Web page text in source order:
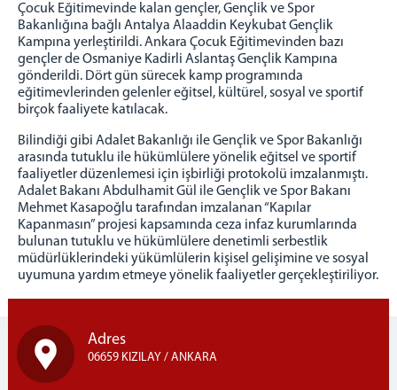
Çocuk Eğitimevinde kalan gençler, Gençlik ve Spor
Bakanlığına bağlı Antalya Alaaddin Keykubat Gençlik
Kampına yerleştirildi. Ankara Çocuk Eğitimevinden bazı
gençler de Osmaniye Kadirli Aslantaş Gençlik Kampına
gönderildi. Dört gün sürecek kamp programında
eğitimevlerinden gelenler eğitsel, kültürel, sosyal ve sportif
birçok faaliyete katılacak.
Bilindiği gibi Adalet Bakanlığı ile Gençlik ve Spor Bakanlığı
arasında tutuklu ile hükümlülere yönelik eğitsel ve sportif
faaliyetler düzenlemesi için işbirliği protokolü imzalanmıştı.
Adalet Bakanı Abdulhamit Gül ile Gençlik ve Spor Bakanı
Mehmet Kasapoğlu tarafından imzalanan “Kapılar
Kapanmasın” projesi kapsamında ceza infaz kurumlarında
bulunan tutuklu ve hükümlülere denetimli serbestlik
müdürlüklerindeki yükümlülerin kişisel gelişimine ve sosyal
uyumuna yardım etmeye yönelik faaliyetler gerçekleştiriliyor.
Adres
06659 KIZILAY / ANKARA